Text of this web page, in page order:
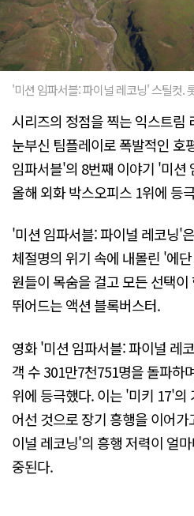
'미션 임파서블: 파이널 레코닝' 스틸컷.
시리즈의 정점을 찍는 익스트림
눈부신 팀플레이로 폭발적인 호
임파서블'의 8번째 이야기 '미션
올해 외화 박스오피스 1위에 등
'미션 임파서블: 파이널 레코닝'
체절명의 위기 속에 내몰린 '에
원들이 목숨을 걸고 모든 선택
뛰어드는 액션 블록버스터.
영화 '미션 임파서블: 파이널 레
객 수 301만7천751명을 돌파하
위에 등극했다. 이는 '미키 17'의
어선 것으로 장기 흥행을 이어
이널 레코닝'의 흥행 저력이 얼
중된다.